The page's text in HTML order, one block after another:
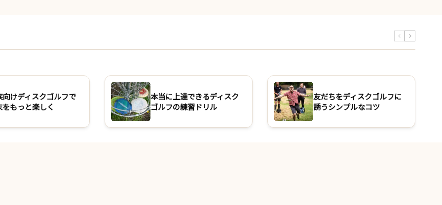
向けディスクゴルフで
をもっと楽しく
本当に上達できるディスク
ゴルフの練習ドリル
友だちをディスクゴルフに
誘うシンプルなコツ